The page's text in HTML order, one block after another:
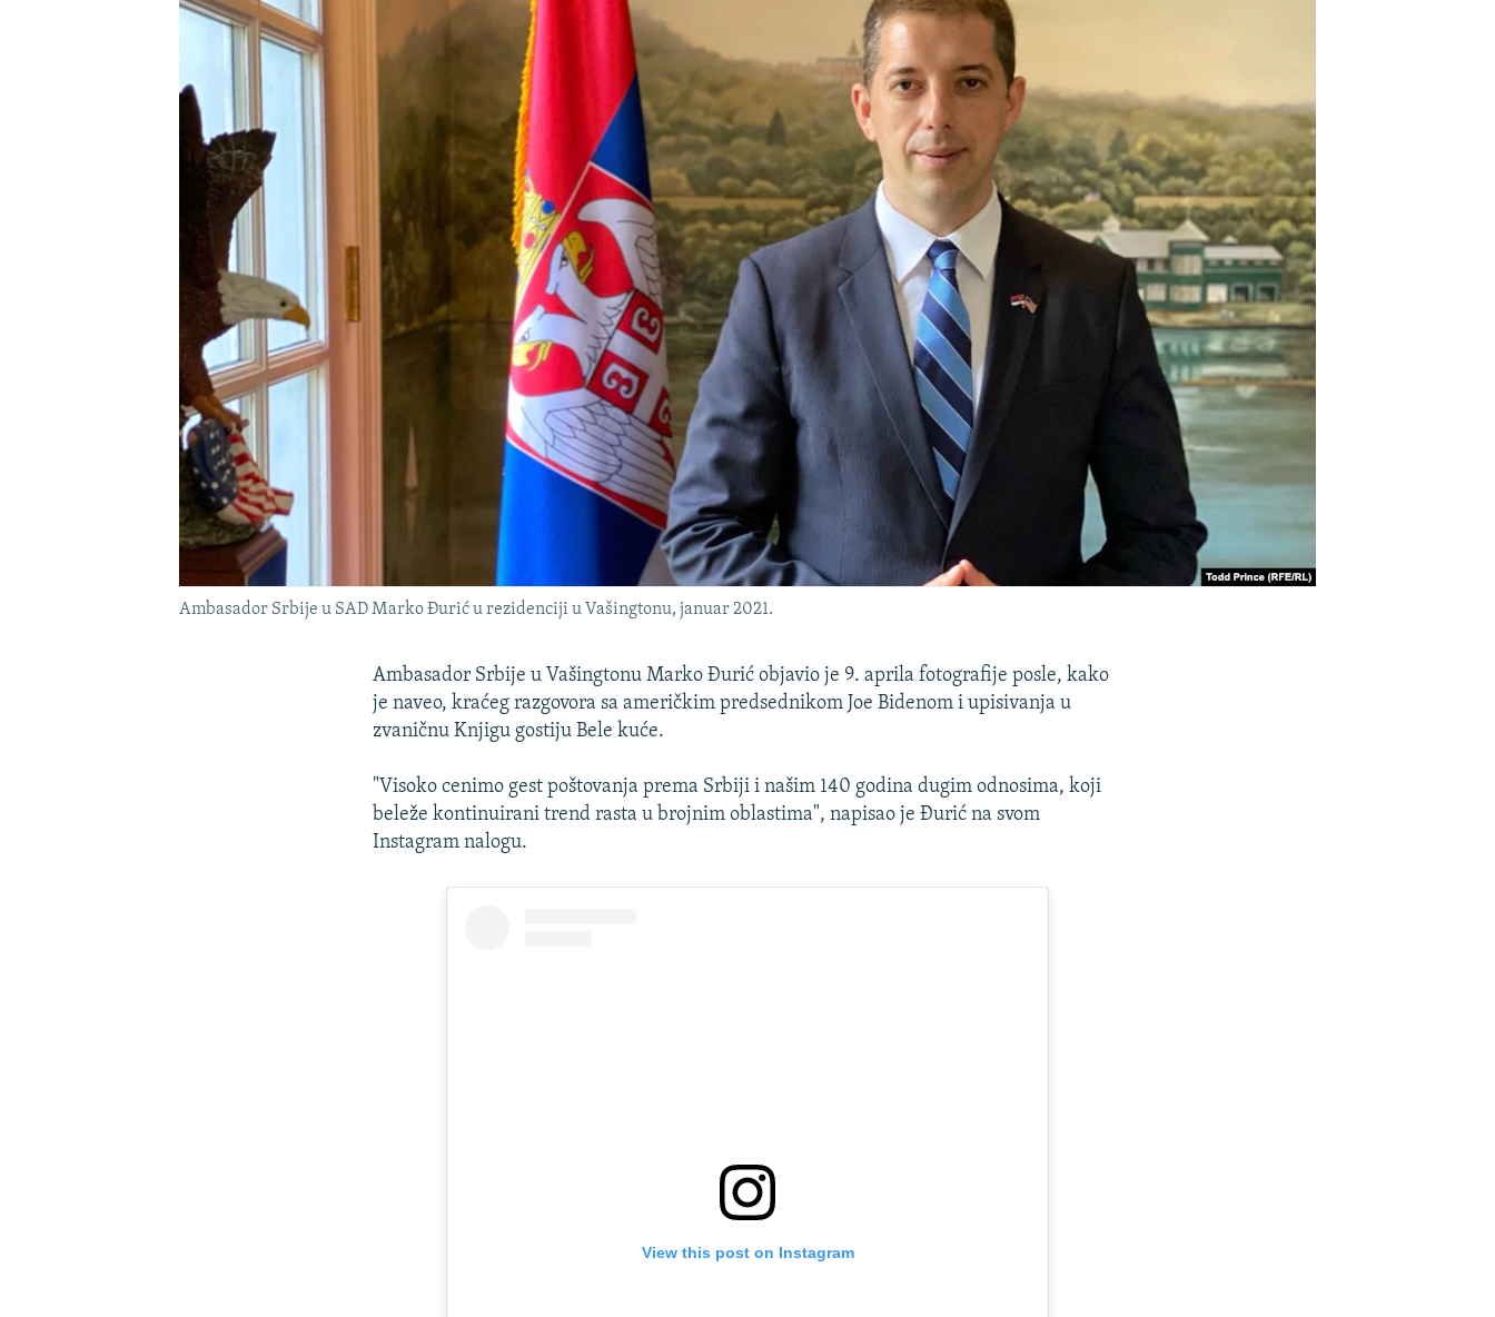
POPLAVE I KLIZIŠTA U BIH 2024.
TRI DECENIJE OD RATA U BIH
NASTANAK I RASPAD JUGOSLAVIJE
Ambasador Srbije u SAD Marko Đurić u rezidenciji u Vašingtonu, januar 2021.
Ambasador Srbije u Vašingtonu Marko Đurić objavio je 9. aprila fotografije posle, kako
je naveo, kraćeg razgovora sa američkim predsednikom Joe Bidenom i upisivanja u
zvaničnu Knjigu gostiju Bele kuće.
"Visoko cenimo gest poštovanja prema Srbiji i našim 140 godina dugim odnosima, koji
beleže kontinuirani trend rasta u brojnim oblastima", napisao je Đurić na svom
Instagram nalogu.